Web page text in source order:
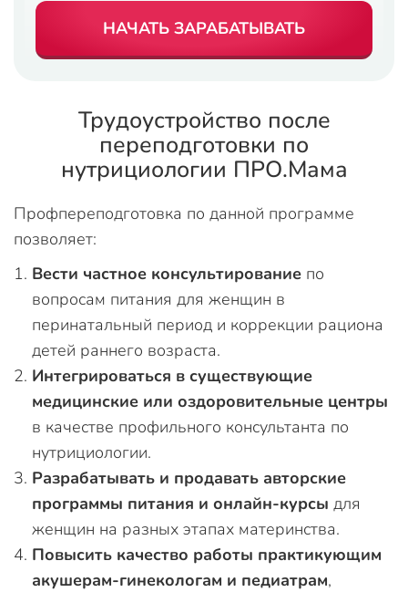
НАЧАТЬ ЗАРАБАТЫВАТЬ
Трудоустройство после
переподготовки по
нутрициологии ПРО.Мама
Профпереподготовка по данной программе
позволяет:
Вести частное консультирование по
вопросам питания для женщин в
перинатальный период и коррекции рациона
детей раннего возраста.
Интегрироваться в существующие
медицинские или оздоровительные центры
в качестве профильного консультанта по
нутрициологии.
Разрабатывать и продавать авторские
программы питания и онлайн-курсы для
женщин на разных этапах материнства.
Повысить качество работы практикующим
акушерам-гинекологам и педиатрам,